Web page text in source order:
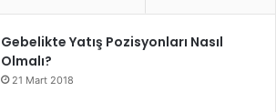
Gebelikte Yatış Pozisyonları Nasıl
Olmalı?
21 Mart 2018